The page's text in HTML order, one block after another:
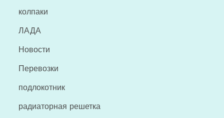
колпаки
ЛАДА
Новости
Перевозки
подлокотник
радиаторная решетка